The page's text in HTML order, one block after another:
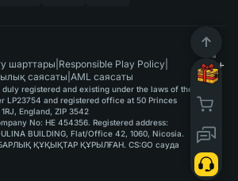
шарттары Responsible Play Policy
саясаты AML саясаты
duly registered and existing under the laws of the
LP23754 and registered office at 50 Princes
England, ZIP 3542
No: HE 454356. Registered address:
BUILDING, Flat/Office 42, 1060, Nicosia.
БАРЛЫҚ ҚҰҚЫҚТАР ҚҰРЫЛҒАН. CS:GO сауда